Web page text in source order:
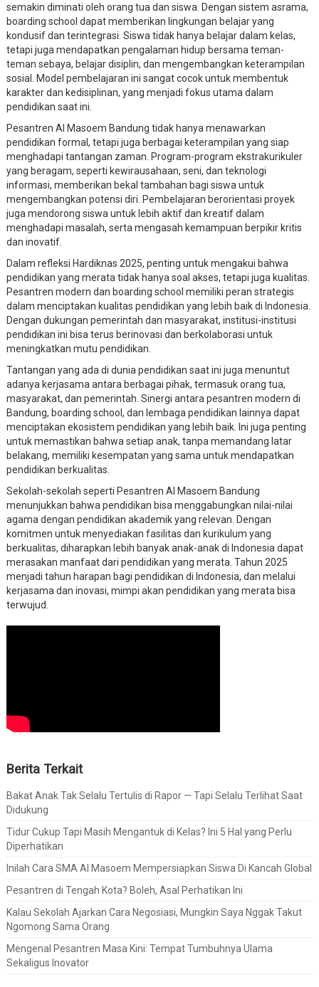
semakin diminati oleh orang tua dan siswa. Dengan sistem asrama,
boarding school dapat memberikan lingkungan belajar yang
kondusif dan terintegrasi. Siswa tidak hanya belajar dalam kelas,
tetapi juga mendapatkan pengalaman hidup bersama teman-
teman sebaya, belajar disiplin, dan mengembangkan keterampilan
sosial. Model pembelajaran ini sangat cocok untuk membentuk
karakter dan kedisiplinan, yang menjadi fokus utama dalam
pendidikan saat ini.
Pesantren Al Masoem Bandung tidak hanya menawarkan
pendidikan formal, tetapi juga berbagai keterampilan yang siap
menghadapi tantangan zaman. Program-program ekstrakurikuler
yang beragam, seperti kewirausahaan, seni, dan teknologi
informasi, memberikan bekal tambahan bagi siswa untuk
mengembangkan potensi diri. Pembelajaran berorientasi proyek
juga mendorong siswa untuk lebih aktif dan kreatif dalam
menghadapi masalah, serta mengasah kemampuan berpikir kritis
dan inovatif.
Dalam refleksi Hardiknas 2025, penting untuk mengakui bahwa
pendidikan yang merata tidak hanya soal akses, tetapi juga kualitas.
Pesantren modern dan boarding school memiliki peran strategis
dalam menciptakan kualitas pendidikan yang lebih baik di Indonesia.
Dengan dukungan pemerintah dan masyarakat, institusi-institusi
pendidikan ini bisa terus berinovasi dan berkolaborasi untuk
meningkatkan mutu pendidikan.
Tantangan yang ada di dunia pendidikan saat ini juga menuntut
adanya kerjasama antara berbagai pihak, termasuk orang tua,
masyarakat, dan pemerintah. Sinergi antara pesantren modern di
Bandung, boarding school, dan lembaga pendidikan lainnya dapat
menciptakan ekosistem pendidikan yang lebih baik. Ini juga penting
untuk memastikan bahwa setiap anak, tanpa memandang latar
belakang, memiliki kesempatan yang sama untuk mendapatkan
pendidikan berkualitas.
Sekolah-sekolah seperti Pesantren Al Masoem Bandung
menunjukkan bahwa pendidikan bisa menggabungkan nilai-nilai
agama dengan pendidikan akademik yang relevan. Dengan
komitmen untuk menyediakan fasilitas dan kurikulum yang
berkualitas, diharapkan lebih banyak anak-anak di Indonesia dapat
merasakan manfaat dari pendidikan yang merata. Tahun 2025
menjadi tahun harapan bagi pendidikan di Indonesia, dan melalui
kerjasama dan inovasi, mimpi akan pendidikan yang merata bisa
terwujud.
Berita Terkait
Bakat Anak Tak Selalu Tertulis di Rapor — Tapi Selalu Terlihat Saat
Didukung
Tidur Cukup Tapi Masih Mengantuk di Kelas? Ini 5 Hal yang Perlu
Diperhatikan
Inilah Cara SMA Al Masoem Mempersiapkan Siswa Di Kancah Global
Pesantren di Tengah Kota? Boleh, Asal Perhatikan Ini
Kalau Sekolah Ajarkan Cara Negosiasi, Mungkin Saya Nggak Takut
Ngomong Sama Orang
Mengenal Pesantren Masa Kini: Tempat Tumbuhnya Ulama
Sekaligus Inovator